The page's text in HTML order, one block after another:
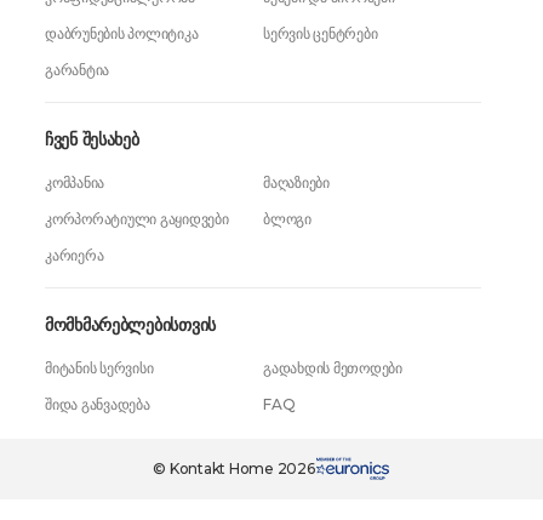
ერთი დაჭერით
ჩვენ შესახებ
კომპანია
მაღაზიები
კორპორატიული გაყიდვები
ბლოგი
კარიერა
დაბრუნების პოლიტიკა
სერვის ცენტრები
გარანტია
მომხმარებლებისთვის
მიტანის სერვისი
გადახდის მეთოდები
შიდა განვადება
FAQ
© Kontakt Home 2026